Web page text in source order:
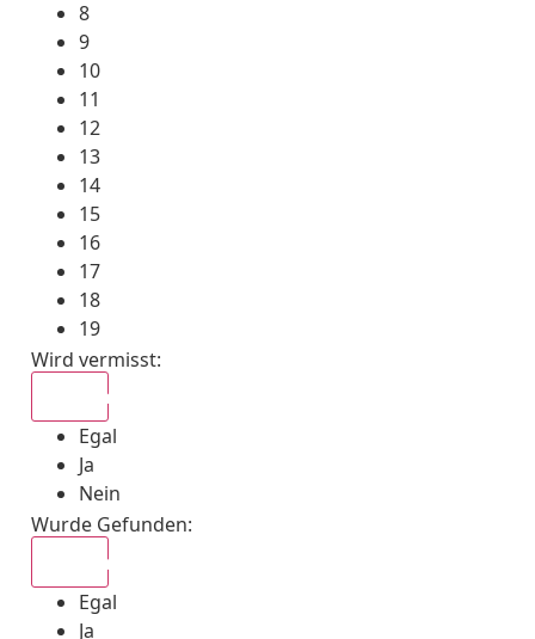
8
9
10
11
12
13
14
15
16
17
18
19
Wird vermisst:
Egal
Ja
Nein
Wurde Gefunden:
Egal
Ja